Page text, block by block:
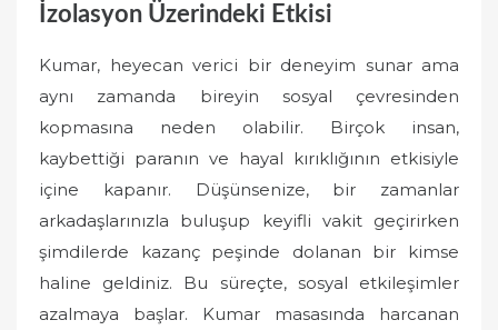
İzolasyon Üzerindeki Etkisi
Kumar, heyecan verici bir deneyim sunar ama
aynı zamanda bireyin sosyal çevresinden
kopmasına neden olabilir. Birçok insan,
kaybettiği paranın ve hayal kırıklığının etkisiyle
içine kapanır. Düşünsenize, bir zamanlar
arkadaşlarınızla buluşup keyifli vakit geçirirken
şimdilerde kazanç peşinde dolanan bir kimse
haline geldiniz. Bu süreçte, sosyal etkileşimler
azalmaya başlar. Kumar masasında harcanan